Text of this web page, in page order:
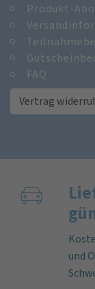
Produkt-
FAQ
Vertrag
und